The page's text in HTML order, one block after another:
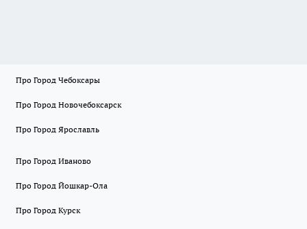
Про Город Чебоксары
Про Город Новочебоксарск
Про Город Ярославль
Про Город Иваново
Про Город Йошкар-Ола
Про Город Курск